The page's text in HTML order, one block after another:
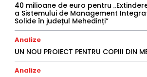
40 milioane de euro pentru
a Sistemului de Management
Solide în județul Mehedinți”
Analize
UN NOU PROIECT PENTRU COPIII DIN
Analize